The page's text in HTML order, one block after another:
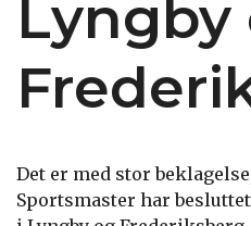
Lyngby
Det er med stor
Sportsmaster har